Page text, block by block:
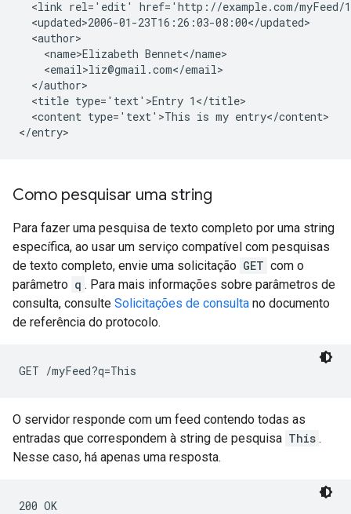
<link rel='edit' href='http://example.com/myFeed/
  <updated>2006-01-23T16:26:03-08:00</updated>
  <author>
    <name>Elizabeth Bennet</name>
    <email>liz@gmail.com</email>
  </author>
  <title type='text'>Entry 1</title>
  <content type='text'>This is my entry</content>
Como pesquisar uma string
Para fazer uma pesquisa de texto completo por uma string
específica, ao usar um serviço compatível com pesquisas
de texto completo, envie uma solicitação GET com o
parâmetro q . Para mais informações sobre parâmetros de
consulta, consulte Solicitações de consulta no documento
de referência do protocolo.
O servidor responde com um feed contendo todas as
entradas que correspondem à string de pesquisa This .
Nesse caso, há apenas uma resposta.
200 OK